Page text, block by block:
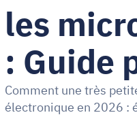
les
: Guide
Comment une très
électronique en 2026 :